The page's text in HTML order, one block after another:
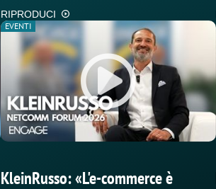
RIPRODUCI
EVENTI
KleinRusso: «L'e-commerce è